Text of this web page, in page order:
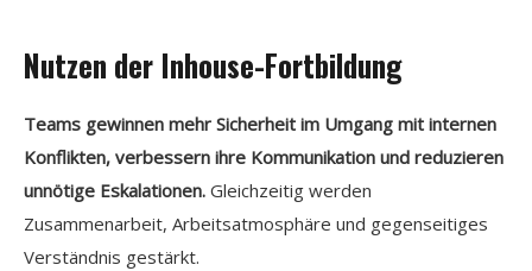
Nutzen der Inhouse-Fortbildung
Teams gewinnen mehr Sicherheit im Umgang mit internen
Konflikten, verbessern ihre Kommunikation und reduzieren
unnötige Eskalationen. Gleichzeitig werden
Zusammenarbeit, Arbeitsatmosphäre und gegenseitiges
Verständnis gestärkt.